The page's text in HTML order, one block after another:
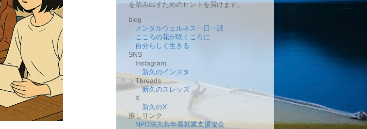
を踏み出すためのヒントを届けます。
blog
メンタルウェルネス一日一話
こころの花が咲くころに
自分らしく生きる
SNS
Instagram
新久のインスタ
Threads
新久のスレッズ
X
新久のX
推しリンク
NPO法人若年層就業支援協会